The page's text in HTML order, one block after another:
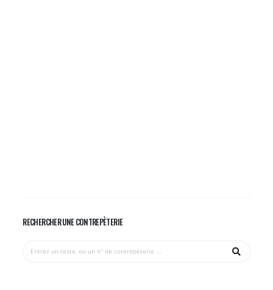
RECHERCHER UNE CONTREPÈTERIE